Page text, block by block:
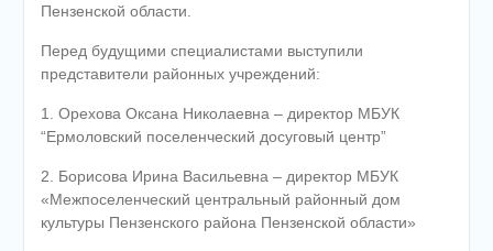
Пензенской области.
Перед будущими специалистами выступили
представители районных учреждений:
1. Орехова Оксана Николаевна – директор МБУК
“Ермоловский поселенческий досуговый центр”
2. Борисова Ирина Васильевна – директор МБУК
«Межпоселенческий центральный районный дом
культуры Пензенского района Пензенской области»